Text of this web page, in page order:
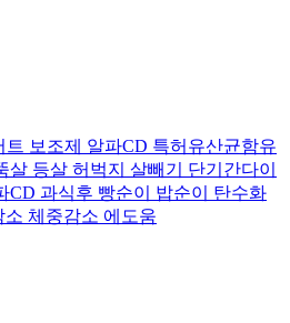
보조제 알파CD 특허유산균함유
살 등살 허벅지 살빼기 단기간다이
CD 과식후 빵순이 밥순이 탄수화
체중감소 에도움